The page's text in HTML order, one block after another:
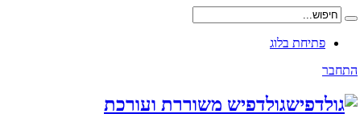
פתיחת בלוג
התחבר
גולדפיש משוררת ועורכת